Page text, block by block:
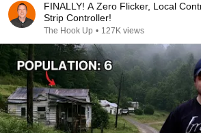
FINALLY! A Zero Flicker, Local
Strip Controller!
The Hook Up • 127K views